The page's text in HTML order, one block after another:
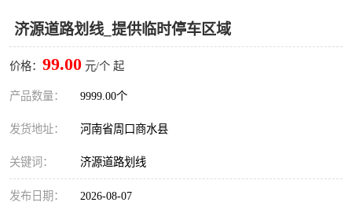
济源道路划线_提供临时停车区域
价格： 99.00 元/个 起
产品数量： 9999.00个
发货地址： 河南省周口商水县
关键词： 济源道路划线
发布日期： 2026-08-07